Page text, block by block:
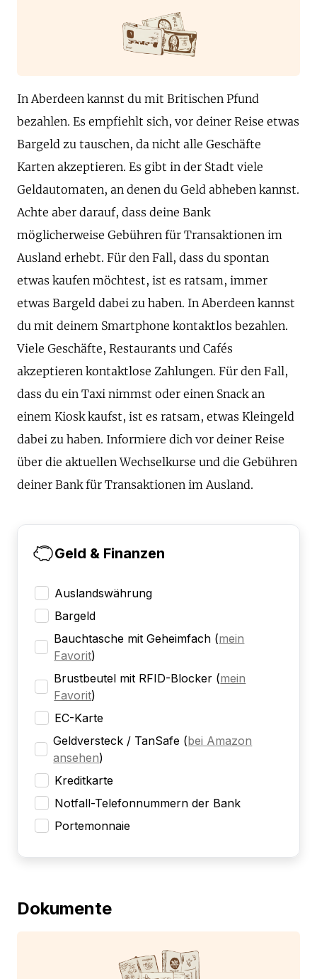
In Aberdeen kannst du mit Britischen Pfund
bezahlen. Es empfiehlt sich, vor deiner Reise etwas
Bargeld zu tauschen, da nicht alle Geschäfte
Karten akzeptieren. Es gibt in der Stadt viele
Geldautomaten, an denen du Geld abheben kannst.
Achte aber darauf, dass deine Bank
möglicherweise Gebühren für Transaktionen im
Ausland erhebt. Für den Fall, dass du spontan
etwas kaufen möchtest, ist es ratsam, immer
etwas Bargeld dabei zu haben. In Aberdeen kannst
du mit deinem Smartphone kontaktlos bezahlen.
Viele Geschäfte, Restaurants und Cafés
akzeptieren kontaktlose Zahlungen. Für den Fall,
dass du ein Taxi nimmst oder einen Snack an
einem Kiosk kaufst, ist es ratsam, etwas Kleingeld
dabei zu haben. Informiere dich vor deiner Reise
über die aktuellen Wechselkurse und die Gebühren
deiner Bank für Transaktionen im Ausland.
Geld & Finanzen
Auslandswährung
Bargeld
Bauchtasche mit Geheimfach (mein
Favorit)
Brustbeutel mit RFID-Blocker (mein
Favorit)
EC-Karte
Geldversteck / TanSafe (bei Amazon
ansehen)
Kreditkarte
Notfall-Telefonnummern der Bank
Portemonnaie
Dokumente